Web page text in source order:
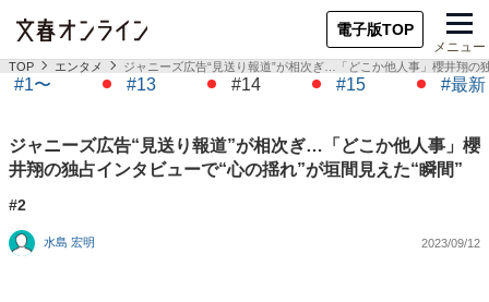
電子版TOP
メニュー
TOP エンタメ ジャニーズ広告“見送り報道”が相次ぎ…「どこか他人事」櫻井翔の
#1〜 #13 #14 #15 #最新
ジャニーズ広告“見送り報道”が相次ぎ…「どこか他人事」櫻
井翔の独占インタビューで“心の揺れ”が垣間見えた“瞬間”
#2
水島 宏明 2023/09/12